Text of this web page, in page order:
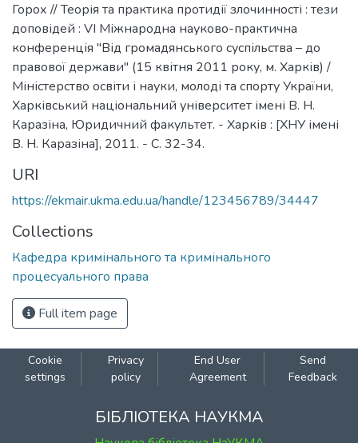
Горох // Теорія та практика протидії злочинності : тези
доповідей : VI Міжнародна науково-практична
конференція "Від громадянського суспільства – до
правової держави" (15 квітня 2011 року, м. Харків) /
Міністерство освіти і науки, молоді та спорту України,
Харківський національний університет імені В. Н.
Каразіна, Юридичний факультет. - Харків : [ХНУ імені
В. Н. Каразіна], 2011. - С. 32-34.
URI
https://ekmair.ukma.edu.ua/handle/123456789/34447
Collections
Кафедра кримінального та кримінального
процесуального права
Full item page
Cookie
settings
Privacy
policy
End User
Agreement
Send
Feedback
БІБЛІОТЕКА НАУКМА